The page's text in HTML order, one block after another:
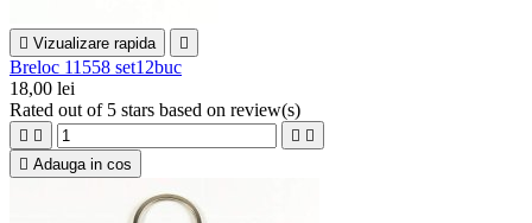
 Vizualizare rapida 
Breloc 11558 set12buc
18,00 lei
Rated out of 5 stars based on review(s)
   
 Adauga in cos